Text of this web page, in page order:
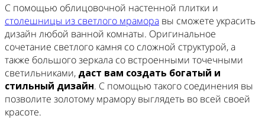
С помощью облицовочной настенной плитки и
столешницы из светлого мрамора вы сможете украсить
дизайн любой ванной комнаты. Оригинальное
сочетание светлого камня со сложной структурой, а
также большого зеркала со встроенными точечными
светильниками, даст вам создать богатый и
стильный дизайн. С помощью такого соединения вы
позволите золотому мрамору выглядеть во всей своей
красоте.